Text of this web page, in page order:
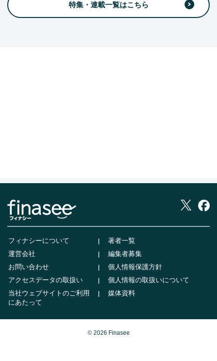
特集・連載一覧はこちら
フィナシーについて
著者一覧
運営会社
編集者募集
お問い合わせ
個人情報保護方針
アクセスデータの取扱い
個人情報の取扱いについて
当社ウェブサイトのご利用
にあたって
媒体資料
© 2026 Finasee